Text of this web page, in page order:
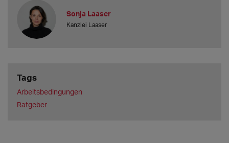
Sonja Laaser
Kanzlei Laaser
Tags
Arbeitsbedingungen
Ratgeber